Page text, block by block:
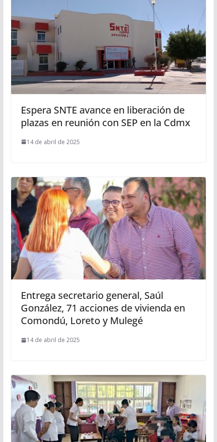
Espera SNTE avance en liberación de
plazas en reunión con SEP en la Cdmx
14 de abril de 2025
Entrega secretario general, Saúl
González, 71 acciones de vivienda en
Comondú, Loreto y Mulegé
14 de abril de 2025